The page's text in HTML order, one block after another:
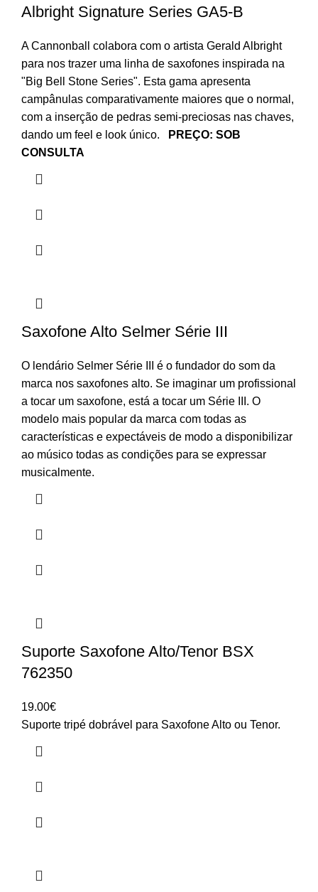
Albright Signature Series GA5-B
A Cannonball colabora com o artista Gerald Albright
para nos trazer uma linha de saxofones inspirada na
"Big Bell Stone Series". Esta gama apresenta
campânulas comparativamente maiores que o normal,
com a inserção de pedras semi-preciosas nas chaves,
dando um feel e look único.
PREÇO: SOB
CONSULTA
Saxofone Alto Selmer Série III
O lendário Selmer Série III é o fundador do som da
marca nos saxofones alto. Se imaginar um profissional
a tocar um saxofone, está a tocar um Série III. O
modelo mais popular da marca com todas as
características e expectáveis de modo a disponibilizar
ao músico todas as condições para se expressar
musicalmente.
Suporte Saxofone Alto/Tenor BSX
762350
19.00€
Suporte tripé dobrável para Saxofone Alto ou Tenor.